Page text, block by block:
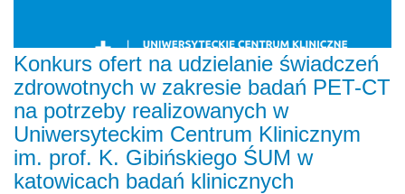
Konkurs ofert na udzielanie świadczeń
zdrowotnych w zakresie badań PET-CT
na potrzeby realizowanych w
Uniwersyteckim Centrum Klinicznym
im. prof. K. Gibińskiego ŚUM w
katowicach badań klinicznych